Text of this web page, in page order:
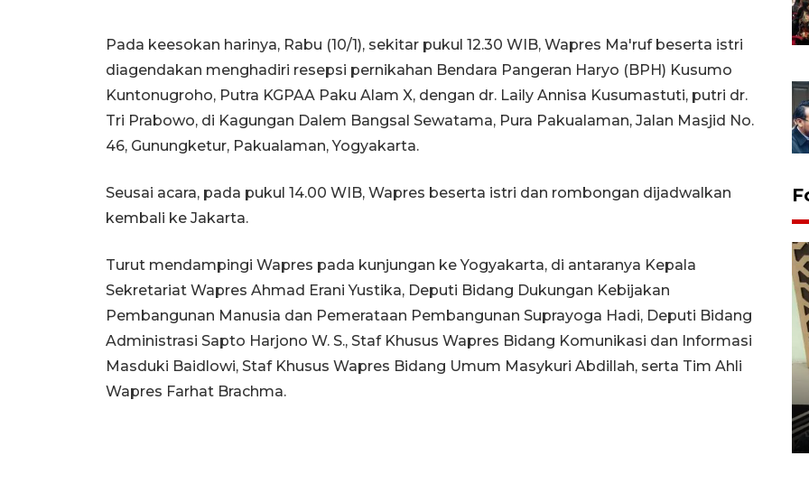
Pada keesokan harinya, Rabu (10/1), sekitar pukul 12.30 WIB, Wapres Ma'ruf beserta istri
diagendakan menghadiri resepsi pernikahan Bendara Pangeran Haryo (BPH) Kusumo
Kuntonugroho, Putra KGPAA Paku Alam X, dengan dr. Laily Annisa Kusumastuti, putri dr.
Tri Prabowo, di Kagungan Dalem Bangsal Sewatama, Pura Pakualaman, Jalan Masjid No.
46, Gunungketur, Pakualaman, Yogyakarta.
Seusai acara, pada pukul 14.00 WIB, Wapres beserta istri dan rombongan dijadwalkan
kembali ke Jakarta.
Turut mendampingi Wapres pada kunjungan ke Yogyakarta, di antaranya Kepala
Sekretariat Wapres Ahmad Erani Yustika, Deputi Bidang Dukungan Kebijakan
Pembangunan Manusia dan Pemerataan Pembangunan Suprayoga Hadi, Deputi Bidang
Administrasi Sapto Harjono W. S., Staf Khusus Wapres Bidang Komunikasi dan Informasi
Masduki Baidlowi, Staf Khusus Wapres Bidang Umum Masykuri Abdillah, serta Tim Ahli
Wapres Farhat Brachma.